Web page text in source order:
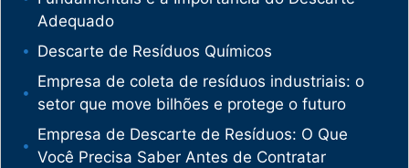
Adequado
Descarte de Resíduos Químicos
Empresa de coleta de resíduos industriais: o
setor que move bilhões e protege o futuro
Empresa de Descarte de Resíduos: O Que
Você Precisa Saber Antes de Contratar